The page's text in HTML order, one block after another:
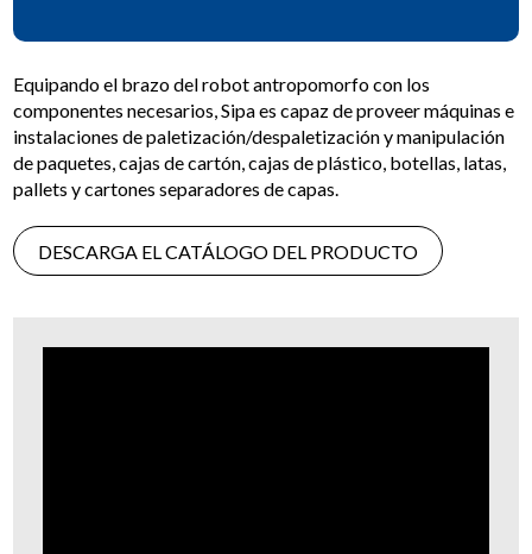
Equipando el brazo del robot antropomorfo con los
componentes necesarios, Sipa es capaz de proveer máquinas e
instalaciones de paletización/despaletización y manipulación
de paquetes, cajas de cartón, cajas de plástico, botellas, latas,
pallets y cartones separadores de capas.
DESCARGA EL CATÁLOGO DEL PRODUCTO